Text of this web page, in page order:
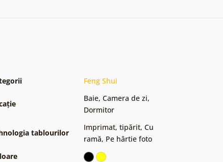
Feng Shui
Baie, Camera de zi,
Dormitor
tablourilor
Imprimat, tipărit, Cu
ramă, Pe hârtie foto